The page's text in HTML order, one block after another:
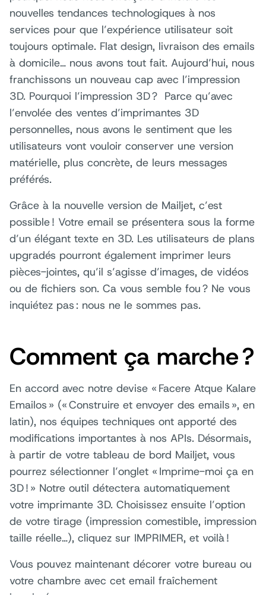
nouvelles tendances technologiques à nos
services pour que l’expérience utilisateur soit
toujours optimale. Flat design, livraison des emails
à domicile… nous avons tout fait. Aujourd’hui, nous
franchissons un nouveau cap avec l’impression
3D. Pourquoi l’impression 3D ? Parce qu’avec
l’envolée des ventes d’imprimantes 3D
personnelles, nous avons le sentiment que les
utilisateurs vont vouloir conserver une version
matérielle, plus concrète, de leurs messages
préférés.
Grâce à la nouvelle version de Mailjet, c’est
possible ! Votre email se présentera sous la forme
d’un élégant texte en 3D. Les utilisateurs de plans
upgradés pourront également imprimer leurs
pièces-jointes, qu’il s’agisse d’images, de vidéos
ou de fichiers son. Ca vous semble fou ? Ne vous
inquiétez pas : nous ne le sommes pas.
Comment ça marche ?
En accord avec notre devise « Facere Atque Kalare
Emailos » (« Construire et envoyer des emails », en
latin), nos équipes techniques ont apporté des
modifications importantes à nos APIs. Désormais,
à partir de votre tableau de bord Mailjet, vous
pourrez sélectionner l’onglet « Imprime-moi ça en
3D ! » Notre outil détectera automatiquement
votre imprimante 3D. Choisissez ensuite l’option
de votre tirage (impression comestible, impression
taille réelle…), cliquez sur IMPRIMER, et voilà !
Vous pouvez maintenant décorer votre bureau ou
votre chambre avec cet email fraîchement